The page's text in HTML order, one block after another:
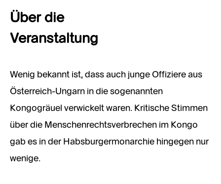
Über die
Veranstaltung
Wenig bekannt ist, dass auch junge Offiziere aus
Österreich-Ungarn in die sogenannten
Kongogräuel verwickelt waren. Kritische Stimmen
über die Menschenrechtsverbrechen im Kongo
gab es in der Habsburgermonarchie hingegen nur
wenige.